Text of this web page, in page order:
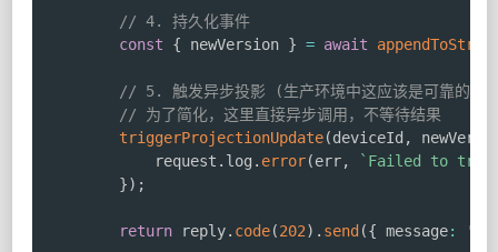
// 4. 持久化事件
const
{ newVersion } = await
// 5. 触发异步投影 (生产环境中这应该是可靠的消
// 为了简化，这里直接异步调用，不等待结果
triggerProjectionUpdate(deviceId ,
            request
. log . error(err, ` Failed to
}) ;
return reply. code(202) . send ({ message: